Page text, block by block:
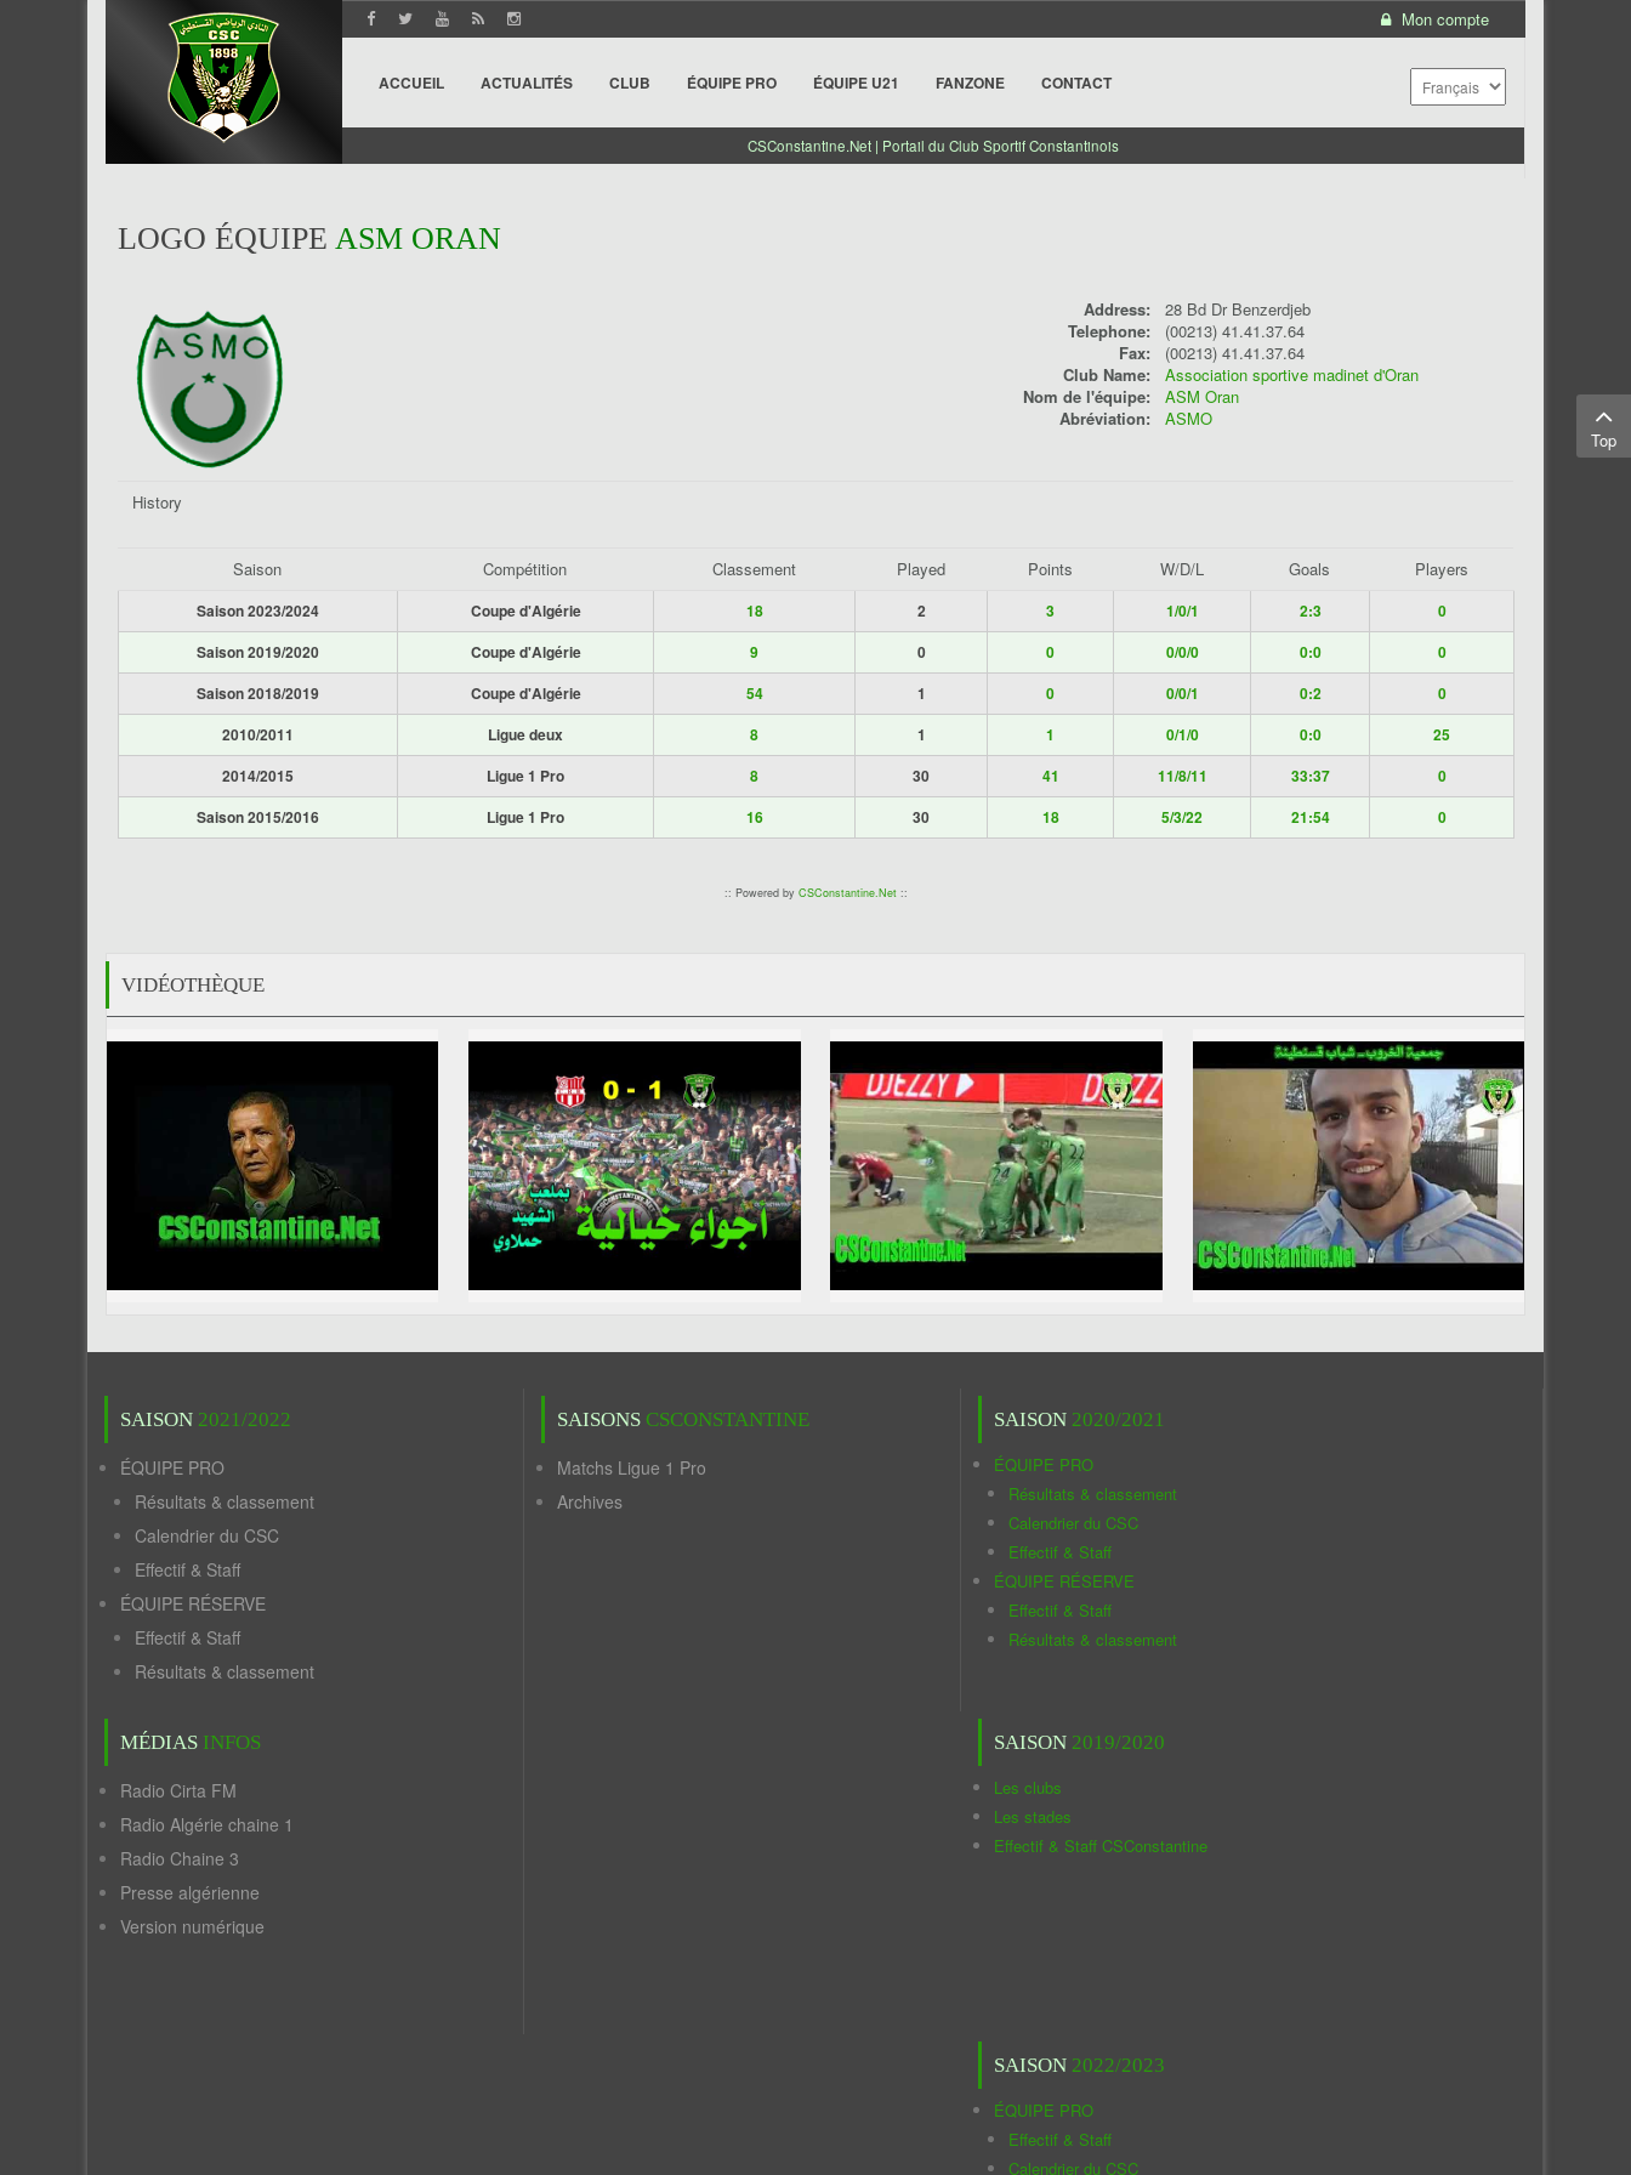
Mon compte
ACCUEIL ACTUALITÉS CLUB ÉQUIPE PRO ÉQUIPE U21 FANZONE CONTACT
CSConstantine.Net | Portail du Club Sportif Constantinois
LOGO ÉQUIPE ASM ORAN
Address:
28 Bd Dr Benzerdjeb
Telephone:
(00213) 41.41.37.64
Fax:
(00213) 41.41.37.64
Club Name:
Association sportive madinet d'Oran
Nom de l'équipe:
ASM Oran
Abréviation:
ASMO
History
Saison Compétition Classement Played Points W/D/L Goals Players
Saison 2023/2024 Coupe d'Algérie 18 2 3 1/0/1 2:3
0
Saison 2019/2020
Coupe d'Algérie 9 0 0 0/0/0 0:0
0
Saison 2018/2019
Coupe d'Algérie 54 1 0 0/0/1 0:2
0
2010/2011
Ligue deux 8 1 1 0/1/0 0:0
25
2014/2015
Ligue 1 Pro 8 30 41 11/8/11 33:37
0
Saison 2015/2016
Ligue 1 Pro 16 30 18 5/3/22 21:54 0
:: Powered by CSConstantine.Net::
VIDÉOTHÈQUE
SAISON 2021/2022
ÉQUIPE PRO
Résultats & classement
Calendrier du CSC
Effectif & Staff
ÉQUIPE RÉSERVE
Effectif & Staff
Résultats & classement
MÉDIAS INFOS
Radio Cirta FM
Radio Algérie chaine 1
Radio Chaine 3
Presse algérienne
Version numérique
SAISONS CSCONSTANTINE
Matchs Ligue 1 Pro
Archives
SAISON 2020/2021
ÉQUIPE PRO
Résultats & classement
Calendrier du CSC
Effectif & Staff
ÉQUIPE RÉSERVE
Effectif & Staff
Résultats & classement
SAISON 2019/2020
Les clubs
Les stades
Effectif & Staff CSConstantine
SAISON 2022/2023
ÉQUIPE PRO
Effectif & Staff
Calendrier du CSC
Top